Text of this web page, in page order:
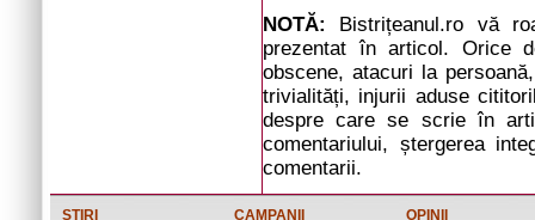
NOTĂ: Bistrițeanul.ro vă
prezentat în articol. Orice
obscene, atacuri la
trivialități, injurii aduse
despre care se scrie în
comentariului, ștergerea
comentarii.
STIRI CAMPANII OPINII